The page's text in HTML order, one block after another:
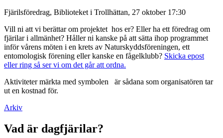
Fjärilsföredrag, Biblioteket i Trollhättan, 27 oktober 17:30
Vill ni att vi berättar om projektet hos er? Eller ha ett föredrag om
fjärilar i allmänhet? Håller ni kanske på att sätta ihop programmet
inför vårens möten i en krets av Naturskyddsföreningen, ett
entomologisk förening eller kanske en fågelklubb? Skicka epost
eller ring så ser vi om det går att ordna.
Aktiviteter märkta med symbolen
är sådana som organisatören tar
ut en kostnad för.
Arkiv
Vad är dagfjärilar?